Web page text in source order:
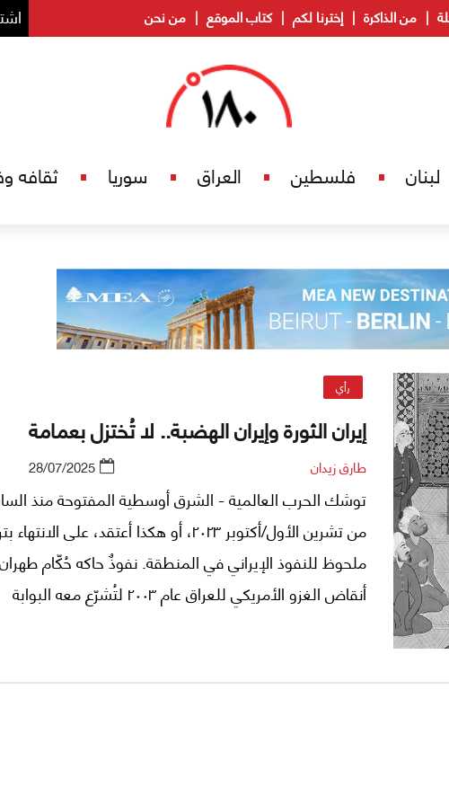
من الذاكرة إخترنا لكم كتاب الموقع من نحن
لبنان فلسطين العراق سوريا ثقافه
رأي
إيران الثورة وإيران الهضبة.. لا تُختزل بعمامة
طارق زيدان 28/07/2025
توشك الحرب العالمية - الشرق أوسطية المفتوحة منذ
من تشرين الأول/أكتوبر ٢٠٢٣، أو هكذا أعتقد، على
ملحوظ للنفوذ الإيراني في المنطقة. نفوذٌ حاكه حُكّام
أنقاض الغزو الأمريكي للعراق عام ٢٠٠٣ لتُشرّع معه البوابة